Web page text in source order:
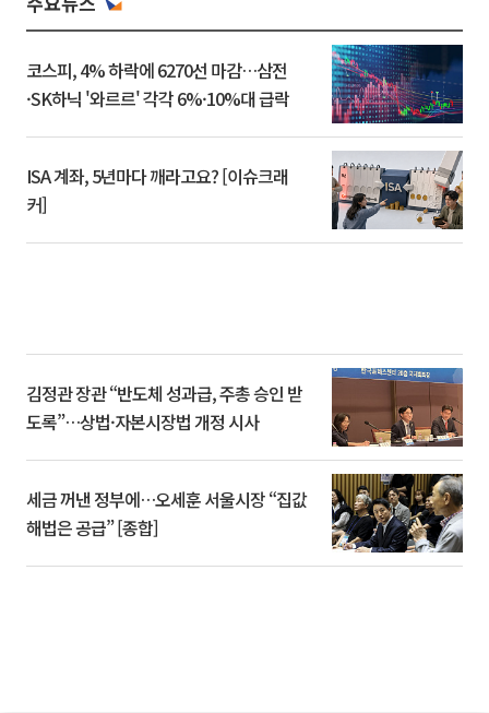
코스피, 4% 하락에 6270선 마감…삼전
·SK하닉 '와르르' 각각 6%·10%대 급락
ISA 계좌, 5년마다 깨라고요? [이슈크래
커]
김정관 장관 “반도체 성과급, 주총 승인 받
도록”…상법·자본시장법 개정 시사
세금 꺼낸 정부에…오세훈 서울시장 “집값
해법은 공급” [종합]